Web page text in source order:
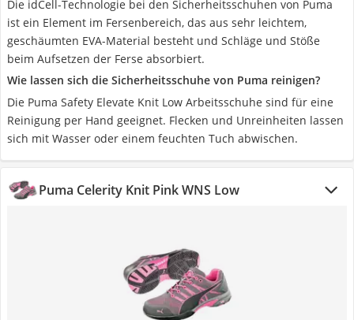
Die idCell-Technologie bei den Sicherheitsschuhen von Puma
ist ein Element im Fersenbereich, das aus sehr leichtem,
geschäumten EVA-Material besteht und Schläge und Stöße
beim Aufsetzen der Ferse absorbiert.
Wie lassen sich die Sicherheitsschuhe von Puma reinigen?
Die Puma Safety Elevate Knit Low Arbeitsschuhe sind für eine
Reinigung per Hand geeignet. Flecken und Unreinheiten lassen
sich mit Wasser oder einem feuchten Tuch abwischen.
Puma Celerity Knit Pink WNS Low